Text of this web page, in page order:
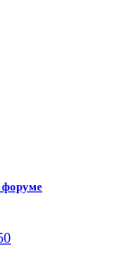
форуме